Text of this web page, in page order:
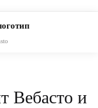
Вебасто и